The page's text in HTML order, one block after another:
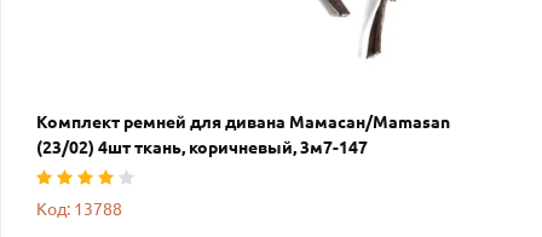
Комплект ремней для дивана Мамасан/Mamasan
(23/02) 4шт ткань, коричневый, 3м7-147
Код: 13788